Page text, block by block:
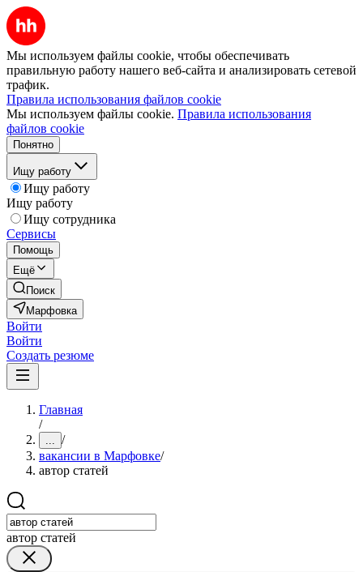
Мы используем файлы cookie, чтобы обеспечивать
правильную работу нашего веб-сайта и анализировать сетевой
трафик.
Правила использования файлов cookie
Мы используем файлы cookie. Правила использования
файлов cookie
Понятно
Ищу работу
Ищу работу
Ищу работу
Ищу сотрудника
Сервисы
Помощь
Ещё
Поиск
Марфовка
Войти
Войти
Создать резюме
Главная
/
... /
вакансии в Марфовке/
автор статей
автор статей